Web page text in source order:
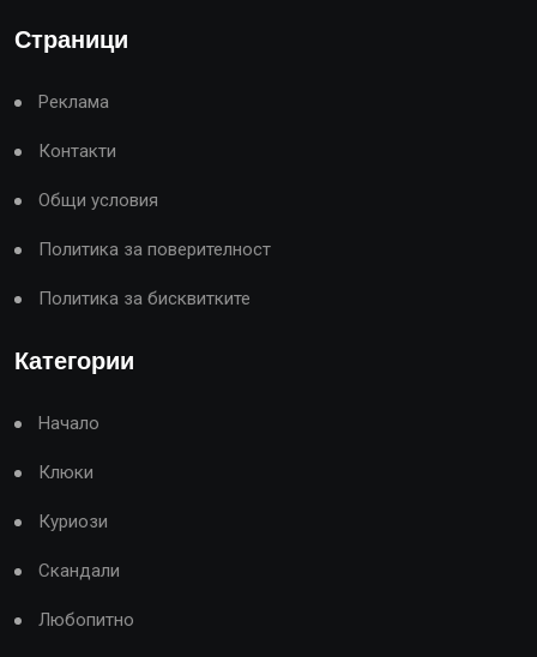
Страници
Реклама
Контакти
Общи условия
Политика за поверителност
Политика за бисквитките
Категории
Начало
Клюки
Куриози
Скандали
Любопитно